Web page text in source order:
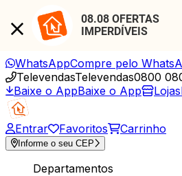
08.08 OFERTAS
IMPERDÍVEIS
WhatsAppCompre pelo
TelevendasTelevendas0800
Baixe o AppBaixe o App Lojas
Entrar Favoritos Carrinho
Informe o seu CEP
Departamentos